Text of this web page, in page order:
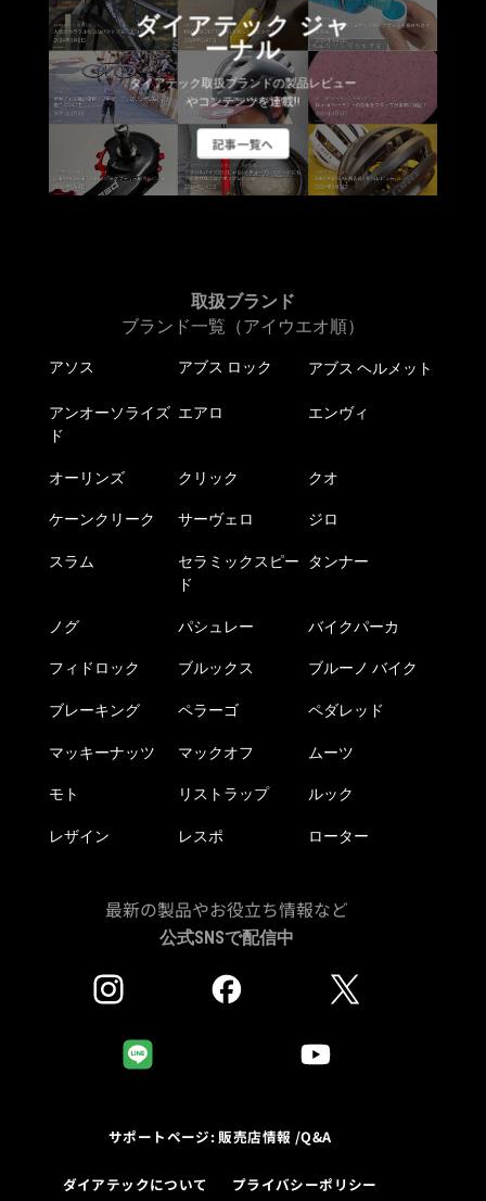
ダイアテック ジャ
ーナル
ダイアテック取扱ブランドの製品レビュー
やコンテンツを連載!!
記事一覧へ
取扱ブランド
ブランド一覧（アイウエオ順）
アソス アブス ロック アブス ヘルメット
アンオーソライズ
ド
エアロ エンヴィ
オーリンズ クリック クオ
ケーンクリーク サーヴェロ ジロ
スラム
セラミックスピー
ド
タンナー
ノグ パシュレー バイクパーカ
フィドロック ブルックス ブルーノ バイク
ブレーキング ペラーゴ ペダレッド
マッキーナッツ マックオフ ムーツ
モト リストラップ ルック
レザイン レスポ ローター
最新の製品やお役立ち情報など
公式SNSで配信中
サポートページ: 販売店情報 /Q&A
ダイアテックについて プライバシーポリシー